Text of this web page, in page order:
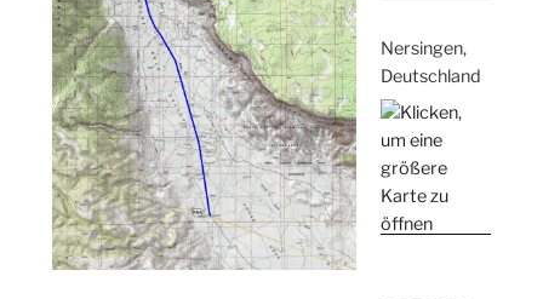
Nersingen,
Deutschland